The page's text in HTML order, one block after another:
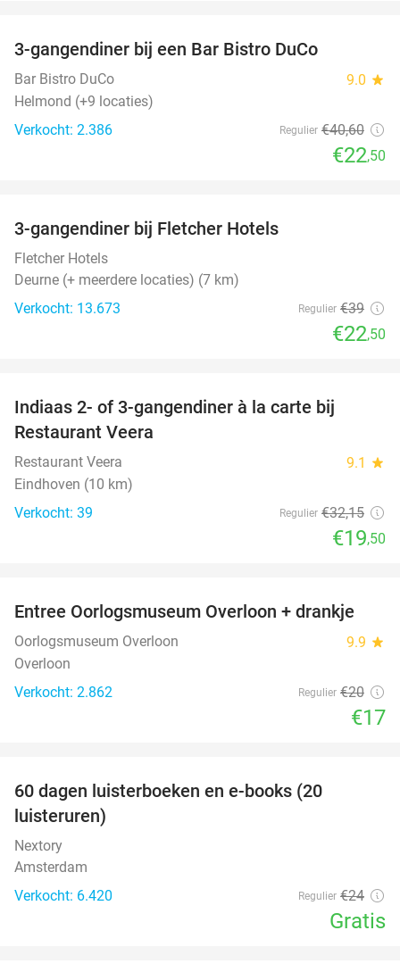
3-gangendiner bij een Bar Bistro DuCo
Bar Bistro DuCo 9.0 star
Helmond (+9 locaties)
Verkocht: 2.386
Regulier €40,60
€22,50
3-gangendiner bij Fletcher Hotels
Fletcher Hotels
Deurne (+ meerdere locaties) (7 km)
Verkocht: 13.673
Regulier €39
€22,50
Indiaas 2- of 3-gangendiner à la carte bij
Restaurant Veera
Restaurant Veera 9.1 star
Eindhoven (10 km)
Verkocht: 39
Regulier €32,15
€19,50
15%
Entree Oorlogsmuseum Overloon + drankje
Oorlogsmuseum Overloon 9.9 star
Overloon
Verkocht: 2.862
Regulier €20
€17
60 dagen luisterboeken en e-books (20
luisteruren)
Nextory
Amsterdam
Verkocht: 6.420
Regulier €24
Gratis